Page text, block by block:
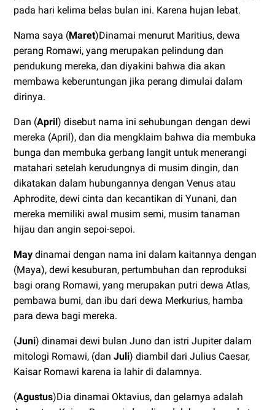
pada hari kelima belas bulan ini. Karena hujan lebat.
Nama saya (Maret)Dinamai menurut Maritius, dewa
perang Romawi, yang merupakan pelindung dan
pendukung mereka, dan diyakini bahwa dia akan
membawa keberuntungan jika perang dimulai dalam
dirinya.
Dan (April) disebut nama ini sehubungan dengan dewi
mereka (April), dan dia mengklaim bahwa dia membuka
bunga dan membuka gerbang langit untuk menerangi
matahari setelah kerudungnya di musim dingin, dan
dikatakan dalam hubungannya dengan Venus atau
Aphrodite, dewi cinta dan kecantikan di Yunani, dan
mereka memiliki awal musim semi, musim tanaman
hijau dan angin sepoi-sepoi.
May dinamai dengan nama ini dalam kaitannya dengan
(Maya), dewi kesuburan, pertumbuhan dan reproduksi
bagi orang Romawi, yang merupakan putri dewa Atlas,
pembawa bumi, dan ibu dari dewa Merkurius, hamba
para dewa bagi mereka.
(Juni) dinamai dewi bulan Juno dan istri Jupiter dalam
mitologi Romawi, (dan Juli) diambil dari Julius Caesar,
Kaisar Romawi karena ia lahir di dalamnya.
(Agustus)Dia dinamai Oktavius, dan gelarnya adalah